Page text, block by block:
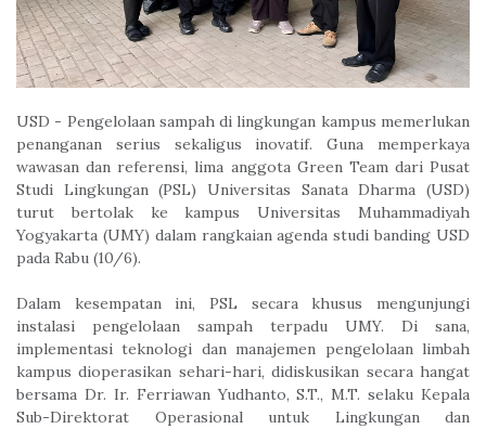
USD - Pengelolaan sampah di lingkungan kampus memerlukan
penanganan serius sekaligus inovatif. Guna memperkaya
wawasan dan referensi, lima anggota Green Team dari Pusat
Studi Lingkungan (PSL) Universitas Sanata Dharma (USD)
turut bertolak ke kampus Universitas Muhammadiyah
Yogyakarta (UMY) dalam rangkaian agenda studi banding USD
pada Rabu (10/6).
Dalam kesempatan ini, PSL secara khusus mengunjungi
instalasi pengelolaan sampah terpadu UMY. Di sana,
implementasi teknologi dan manajemen pengelolaan limbah
kampus dioperasikan sehari-hari, didiskusikan secara hangat
bersama Dr. Ir. Ferriawan Yudhanto, S.T., M.T. selaku Kepala
Sub-Direktorat Operasional untuk Lingkungan dan